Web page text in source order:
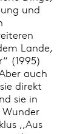
und
Lande,
(1995)
auch
direkt
sie in
,,Aus